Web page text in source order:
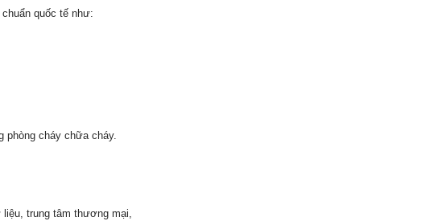
quốc tế như:
phòng cháy chữa cháy.
liệu, trung tâm thương mại,